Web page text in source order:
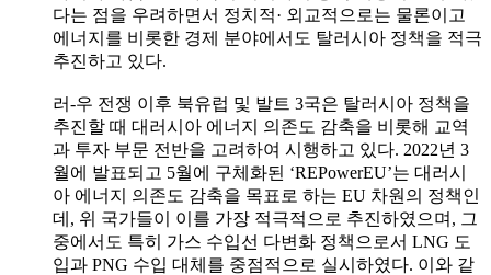
다는 점을 우려하면서 정치적· 외교적으로는 물론이고
에너지를 비롯한 경제 분야에서도 탈러시아 정책을 적극
추진하고 있다.
러-우 전쟁 이후 북유럽 및 발트 3국은 탈러시아 정책을
추진할 때 대러시아 에너지 의존도 감축을 비롯해 교역
과 투자 부문 전반을 고려하여 시행하고 있다. 2022년 3
월에 발표되고 5월에 구체화된 ‘REPowerEU’는 대러시
아 에너지 의존도 감축을 목표로 하는 EU 차원의 정책인
데, 위 국가들이 이를 가장 적극적으로 추진하였으며, 그
중에서도 특히 가스 수입선 다변화 정책으로서 LNG 도
입과 PNG 수입 대체를 중점적으로 실시하였다. 이와 같